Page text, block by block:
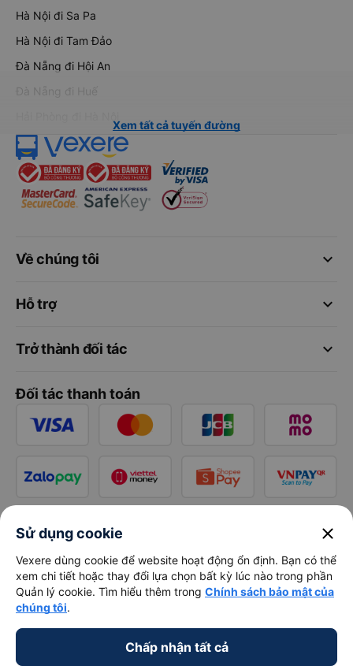
Hà Nội đi Sa Pa
Hà Nội đi Tam Đảo
Đà Nẵng đi Hội An
Đà Nẵng đi Huế
Xem tất cả tuyến đường
keyboard_arrow_down
Về chúng tôi
keyboard_arrow_down
Hỗ trợ
keyboard_arrow_down
Trở thành đối tác
Đối tác thanh toán
Sử dụng cookie close
Vexere dùng cookie để website hoạt động ổn định. Bạn có thể
xem chi tiết hoặc thay đổi lựa chọn bất kỳ lúc nào trong phần
Quản lý cookie. Tìm hiểu thêm trong Chính sách bảo mật của
chúng tôi.
Chấp nhận tất cả